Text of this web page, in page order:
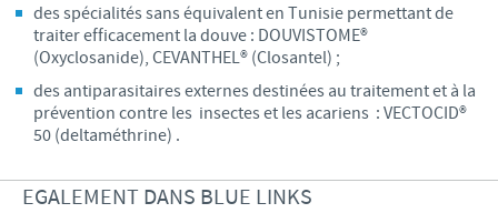
des spécialités sans équivalent en Tunisie permettant de
traiter efficacement la douve : DOUVISTOME®
(Oxyclosanide), CEVANTHEL® (Closantel) ;
des antiparasitaires externes destinées au traitement et à la
prévention contre les insectes et les acariens : VECTOCID®
50 (deltaméthrine) .
EGALEMENT DANS BLUE LINKS